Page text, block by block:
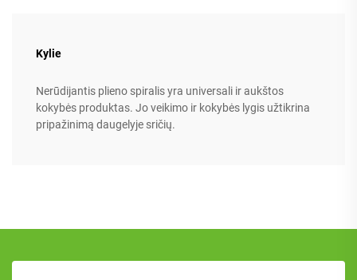
Kylie
Nerūdijantis plieno spiralis yra universali ir aukštos
kokybės produktas. Jo veikimo ir kokybės lygis užtikrina
pripažinimą daugelyje sričių.